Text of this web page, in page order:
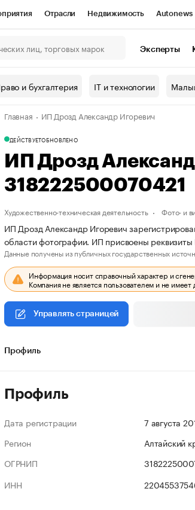
Отрасли Недвижимость Autonews
Спецпроекты Проверка контрагентов
валюты
Эксперты
и бухгалтерия IT и технологии
Главная ИП Дрозд Александр Игоревич
ДЕЙСТВУЕТОБНОВЛЕНО
ИП Дрозд
318222500070421
Художественно-техническая деятельность Фото- и
ИП Дрозд Александр Игоревич
области фотографии. ИП присвоены
Данные получены из публичных государственных
Информация носит справочный характер и
Компания не является пользователем и не
Управлять страницей
Профиль
Профиль
Дата регистрации
7 августа
Регион
Алтайский
ОГРНИП
ИНН